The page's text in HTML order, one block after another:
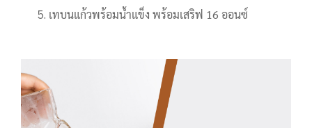
เทบนแก้วพร้อมน้ำแข็ง พร้อมเสริฟ 16 ออนซ์